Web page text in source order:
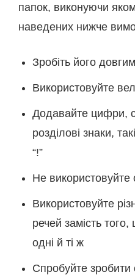
папок, виконуючи
наведених нижче
Зробіть його
Використовуйте
Додавайте цифри,
розділові знаки,
“!”
Не використовуйте
Використовуйте
речей замість
одні й ті ж
Спробуйте